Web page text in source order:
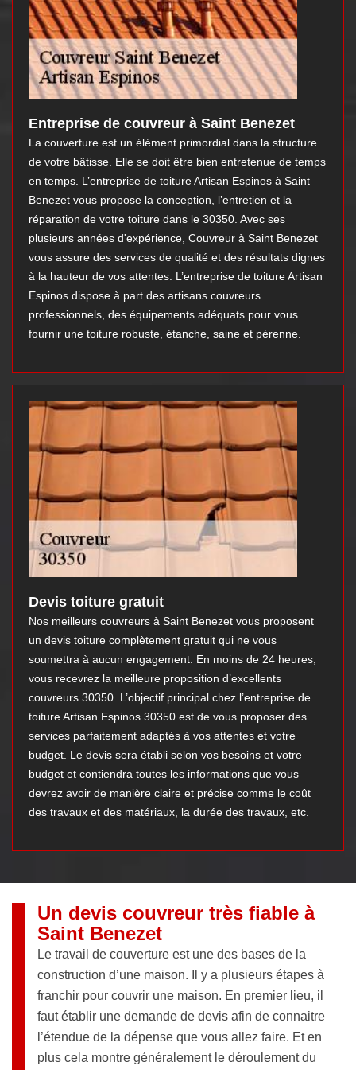
Entreprise de couvreur à Saint Benezet
La couverture est un élément primordial dans la structure
de votre bâtisse. Elle se doit être bien entretenue de temps
en temps. L’entreprise de toiture Artisan Espinos à Saint
Benezet vous propose la conception, l’entretien et la
réparation de votre toiture dans le 30350. Avec ses
plusieurs années d'expérience, Couvreur à Saint Benezet
vous assure des services de qualité et des résultats dignes
à la hauteur de vos attentes. L’entreprise de toiture Artisan
Espinos dispose à part des artisans couvreurs
professionnels, des équipements adéquats pour vous
fournir une toiture robuste, étanche, saine et pérenne.
Devis toiture gratuit
Nos meilleurs couvreurs à Saint Benezet vous proposent
un devis toiture complètement gratuit qui ne vous
soumettra à aucun engagement. En moins de 24 heures,
vous recevrez la meilleure proposition d’excellents
couvreurs 30350. L’objectif principal chez l’entreprise de
toiture Artisan Espinos 30350 est de vous proposer des
services parfaitement adaptés à vos attentes et votre
budget. Le devis sera établi selon vos besoins et votre
budget et contiendra toutes les informations que vous
devrez avoir de manière claire et précise comme le coût
des travaux et des matériaux, la durée des travaux, etc.
Un devis couvreur très fiable à
Saint Benezet
Le travail de couverture est une des bases de la
construction d’une maison. Il y a plusieurs étapes à
franchir pour couvrir une maison. En premier lieu, il
faut établir une demande de devis afin de connaitre
l’étendue de la dépense que vous allez faire. Et en
plus cela montre généralement le déroulement du